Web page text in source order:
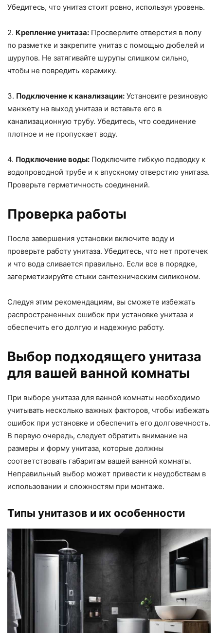
Убедитесь, что унитаз стоит ровно, используя уровень.
2. Крепление унитаза: Просверлите отверстия в полу
по разметке и закрепите унитаз с помощью дюбелей и
шурупов. Не затягивайте шурупы слишком сильно,
чтобы не повредить керамику.
3. Подключение к канализации: Установите резиновую
манжету на выход унитаза и вставьте его в
канализационную трубу. Убедитесь, что соединение
плотное и не пропускает воду.
4. Подключение воды: Подключите гибкую подводку к
водопроводной трубе и к впускному отверстию унитаза.
Проверьте герметичность соединений.
Проверка работы
После завершения установки включите воду и
проверьте работу унитаза. Убедитесь, что нет протечек
и что вода сливается правильно. Если все в порядке,
загерметизируйте стыки сантехническим силиконом.
Следуя этим рекомендациям, вы сможете избежать
распространенных ошибок при установке унитаза и
обеспечить его долгую и надежную работу.
Выбор подходящего унитаза
для вашей ванной комнаты
При выборе унитаза для ванной комнаты необходимо
учитывать несколько важных факторов, чтобы избежать
ошибок при установке и обеспечить его долговечность.
В первую очередь, следует обратить внимание на
размеры и форму унитаза, которые должны
соответствовать габаритам вашей ванной комнаты.
Неправильный выбор может привести к неудобствам в
использовании и сложностям при монтаже.
Типы унитазов и их особенности